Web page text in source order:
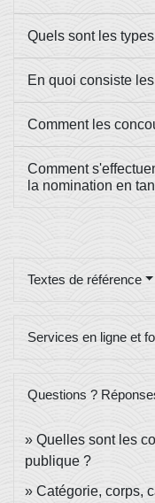
Quels sont les
En quoi consiste
Comment les
Comment
la nomination en
Textes de référence
Services en ligne et
Questions ?
Quelles sont les
publique ?
Catégorie, corps,